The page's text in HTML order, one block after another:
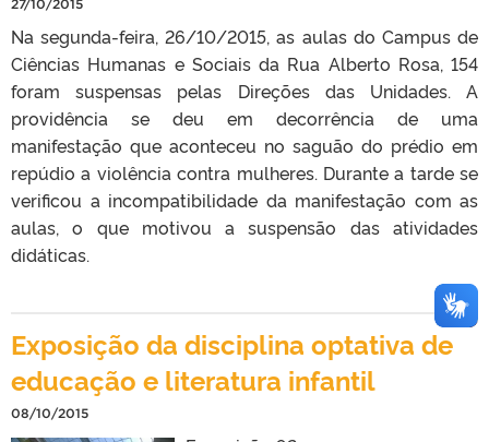
27/10/2015
Na segunda-feira, 26/10/2015, as aulas do Campus de
Ciências Humanas e Sociais da Rua Alberto Rosa, 154
foram suspensas pelas Direções das Unidades. A
providência se deu em decorrência de uma
manifestação que aconteceu no saguão do prédio em
repúdio a violência contra mulheres. Durante a tarde se
verificou a incompatibilidade da manifestação com as
aulas, o que motivou a suspensão das atividades
didáticas.
Exposição da disciplina optativa de
educação e literatura infantil
08/10/2015